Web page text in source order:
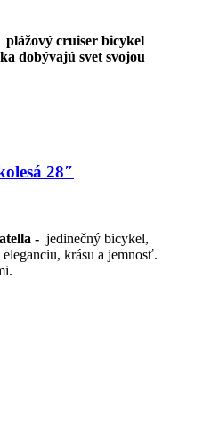
plážový cruiser bicykel
dobývajú svet svojou
28″
- jedinečný bicykel,
krásu a jemnosť.